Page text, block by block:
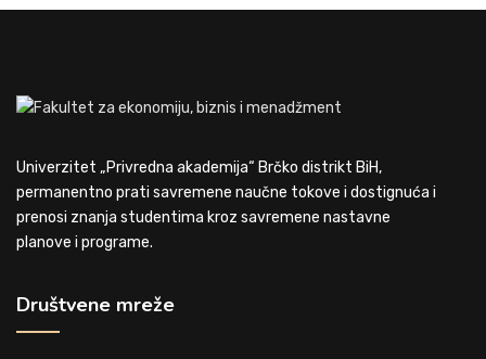
Univerzitet „Privredna akademija“ Brčko distrikt BiH,
permanentno prati savremene naučne tokove i dostignuća i
prenosi znanja studentima kroz savremene nastavne
planove i programe.
Društvene mreže